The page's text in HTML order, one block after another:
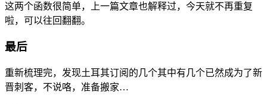
这两个函数很简单，上一篇文章也解释过，今天就不再重复
啦，可以往回翻翻。
最后
重新梳理完，发现土耳其订阅的几个其中有几个已然成为了新
晋刺客，不说咯，准备搬家…